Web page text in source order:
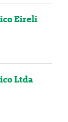
Eireli
Ltda